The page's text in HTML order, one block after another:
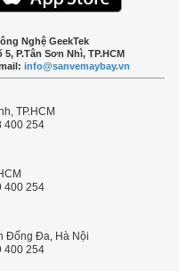
Nghệ GeekTek
P.Tân Sơn Nhì, TP.HCM
info@sanvemaybay.vn
TP.HCM
400 254
400 254
Đống Đa, Hà Nội
400 254